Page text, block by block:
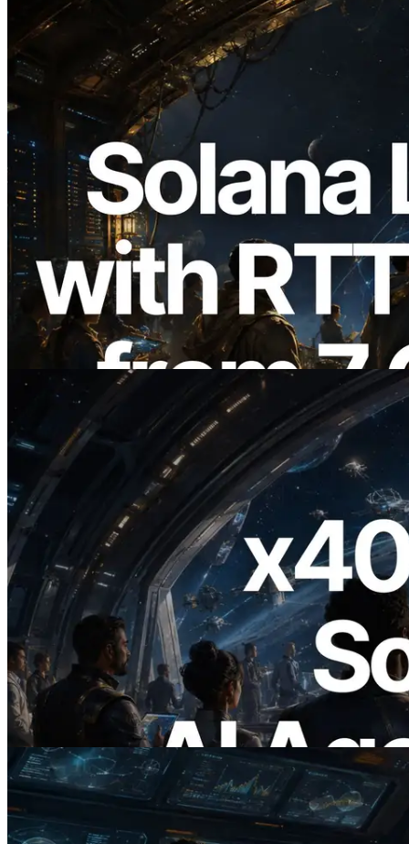
2026.08.05
ERPC расширяет Solana Leader Slot
API измерением ping из 7 глобальных
регионов — также запущен Validators
Information API
Читать эту статью
2026.07.04
ERPC запускает Solana RPC с
поддержкой x402 — Эпоха, в которой
AI-агенты платят за нужные API по
требованию
Читать эту статью